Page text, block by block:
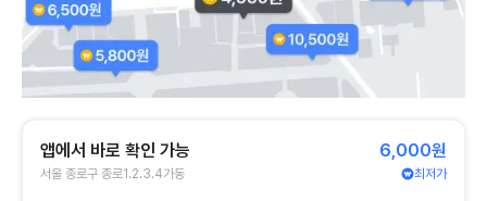
앱에서 바로 확인 가능
서울 종로구 종로1.2.3.4가동
6,000원
최저가